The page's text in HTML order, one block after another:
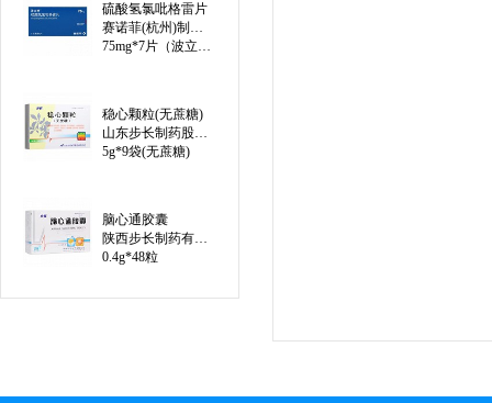
硫酸氢氯吡格雷片
赛诺菲(杭州)制药有限公司
75mg*7片（波立维）
稳心颗粒(无蔗糖)
山东步长制药股份有限公司
5g*9袋(无蔗糖)
脑心通胶囊
陕西步长制药有限公司
0.4g*48粒